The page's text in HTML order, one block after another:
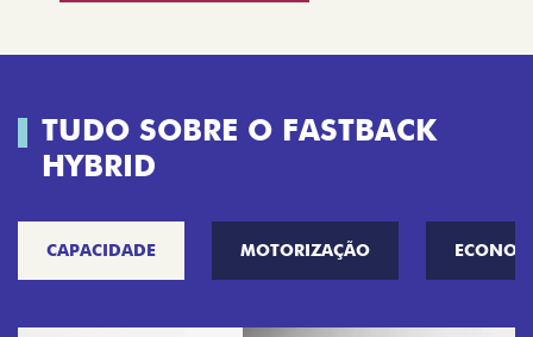
TUDO SOBRE O FASTBACK
HYBRID
CAPACIDADE MOTORIZAÇÃO